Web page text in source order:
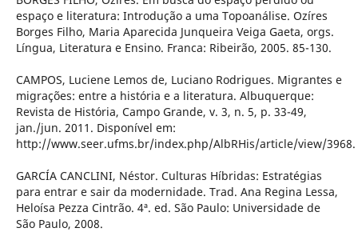
espaço e literatura: Introdução a uma Topoanálise. Ozíres
Borges Filho, Maria Aparecida Junqueira Veiga Gaeta, orgs.
Língua, Literatura e Ensino. Franca: Ribeirão, 2005. 85-130.
CAMPOS, Luciene Lemos de, Luciano Rodrigues. Migrantes e
migrações: entre a história e a literatura. Albuquerque:
Revista de História, Campo Grande, v. 3, n. 5, p. 33-49,
jan./jun. 2011. Disponível em:
http://www.seer.ufms.br/index.php/AlbRHis/article/view/3968.
GARCÍA CANCLINI, Néstor. Culturas Híbridas: Estratégias
para entrar e sair da modernidade. Trad. Ana Regina Lessa,
Heloísa Pezza Cintrão. 4ª. ed. São Paulo: Universidade de
São Paulo, 2008.